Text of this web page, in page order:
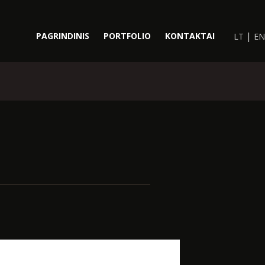
PAGRINDINIS PORTFOLIO KONTAKTAI LT | EN